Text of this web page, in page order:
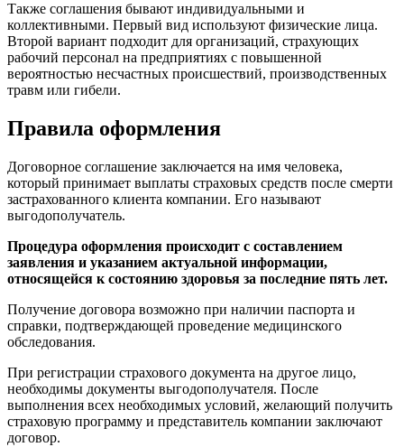
Также соглашения бывают индивидуальными и
коллективными. Первый вид используют физические лица.
Второй вариант подходит для организаций, страхующих
рабочий персонал на предприятиях с повышенной
вероятностью несчастных происшествий, производственных
травм или гибели.
Правила оформления
Договорное соглашение заключается на имя человека,
который принимает выплаты страховых средств после смерти
застрахованного клиента компании. Его называют
выгодополучатель.
Процедура оформления происходит с составлением
заявления и указанием актуальной информации,
относящейся к состоянию здоровья за последние пять лет.
Получение договора возможно при наличии паспорта и
справки, подтверждающей проведение медицинского
обследования.
При регистрации страхового документа на другое лицо,
необходимы документы выгодополучателя. После
выполнения всех необходимых условий, желающий получить
страховую программу и представитель компании заключают
договор.